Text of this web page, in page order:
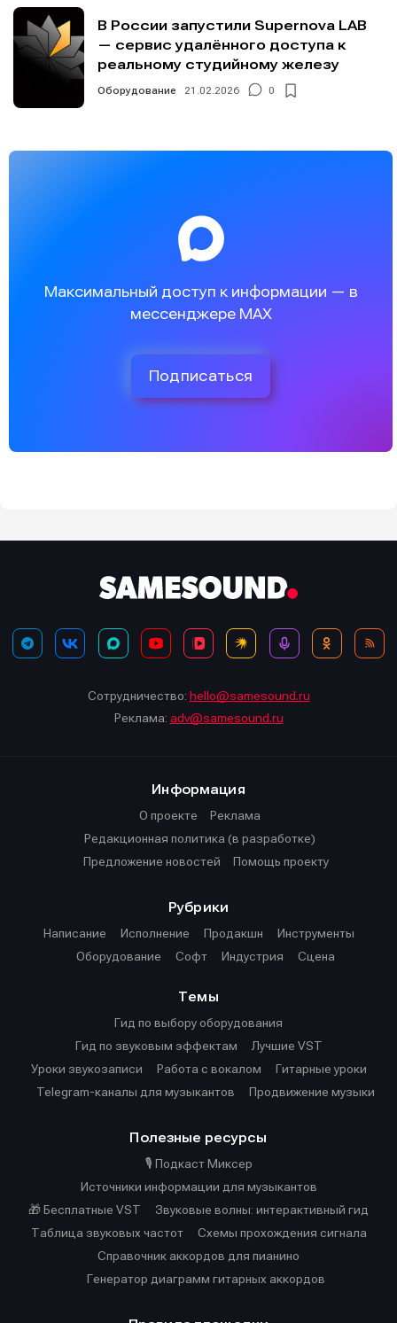
В России запустили Supernova LAB
— сервис удалённого доступа к
реальному студийному железу
Оборудование 21.02.2026 0
Максимальный доступ к информации — в
мессенджере MAX
Подписаться
Сотрудничество: hello@samesound.ru
Реклама: adv@samesound.ru
Информация
О проекте
Реклама
Редакционная политика (в разработке)
Предложение новостей
Помощь проекту
Рубрики
Написание
Исполнение Продакшн
Инструменты
Оборудование
Софт Индустрия Сцена
Темы
Гид по выбору оборудования
Гид по звуковым эффектам
Лучшие VST
Уроки звукозаписи
Работа с вокалом
Гитарные уроки
Telegram-каналы для музыкантов
Продвижение музыки
Полезные ресурсы
🎙️ Подкаст Миксер
Источники информации для музыкантов
🎁 Бесплатные VST
Звуковые волны: интерактивный гид
Таблица звуковых частот
Cхемы прохождения сигнала
Справочник аккордов для пианино
Генератор диаграмм гитарных аккордов